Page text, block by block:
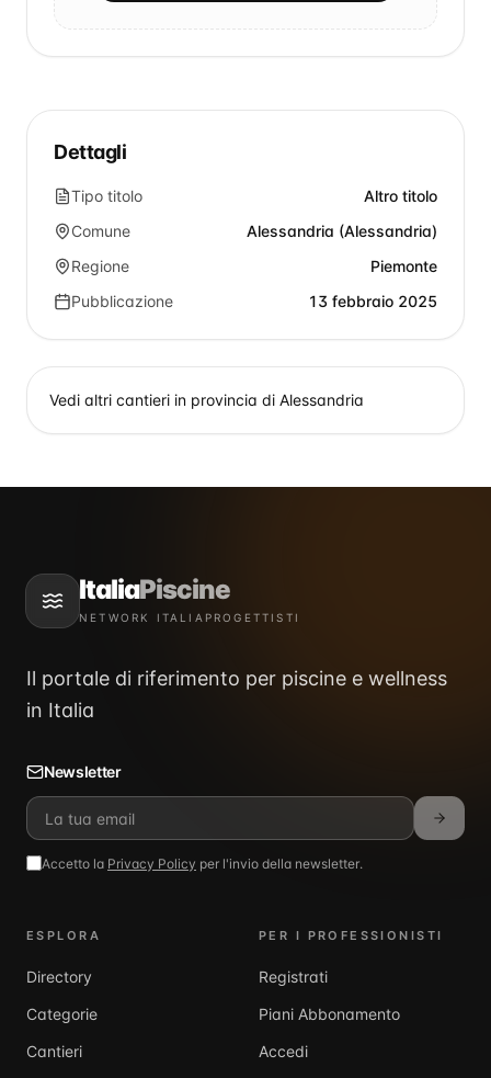
Dettagli
Tipo titolo
Altro titolo
Comune
Alessandria (Alessandria)
Regione
Piemonte
Pubblicazione
13 febbraio 2025
Vedi altri cantieri in provincia di Alessandria
ItaliaPiscine
NETWORK ITALIAPROGETTISTI
Il portale di riferimento per piscine e wellness
in Italia
Newsletter
Accetto la Privacy Policy per l'invio della newsletter.
ESPLORA
Directory
Categorie
Cantieri
PER I PROFESSIONISTI
Registrati
Piani Abbonamento
Accedi